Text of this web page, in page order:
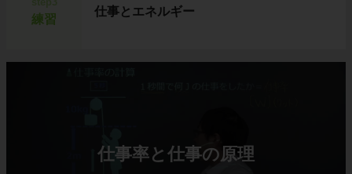
練習
仕事とエネルギー
仕事率と仕事の原理